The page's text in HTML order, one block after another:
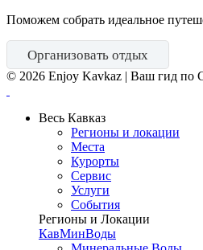
Поможем собрать идеальное
Организовать отдых
© 2026 Enjoy Kavkaz | Ваш гид по
Весь Кавказ
Регионы и локации
Места
Курорты
Сервис
Услуги
События
Регионы и Локации
КавМинВоды